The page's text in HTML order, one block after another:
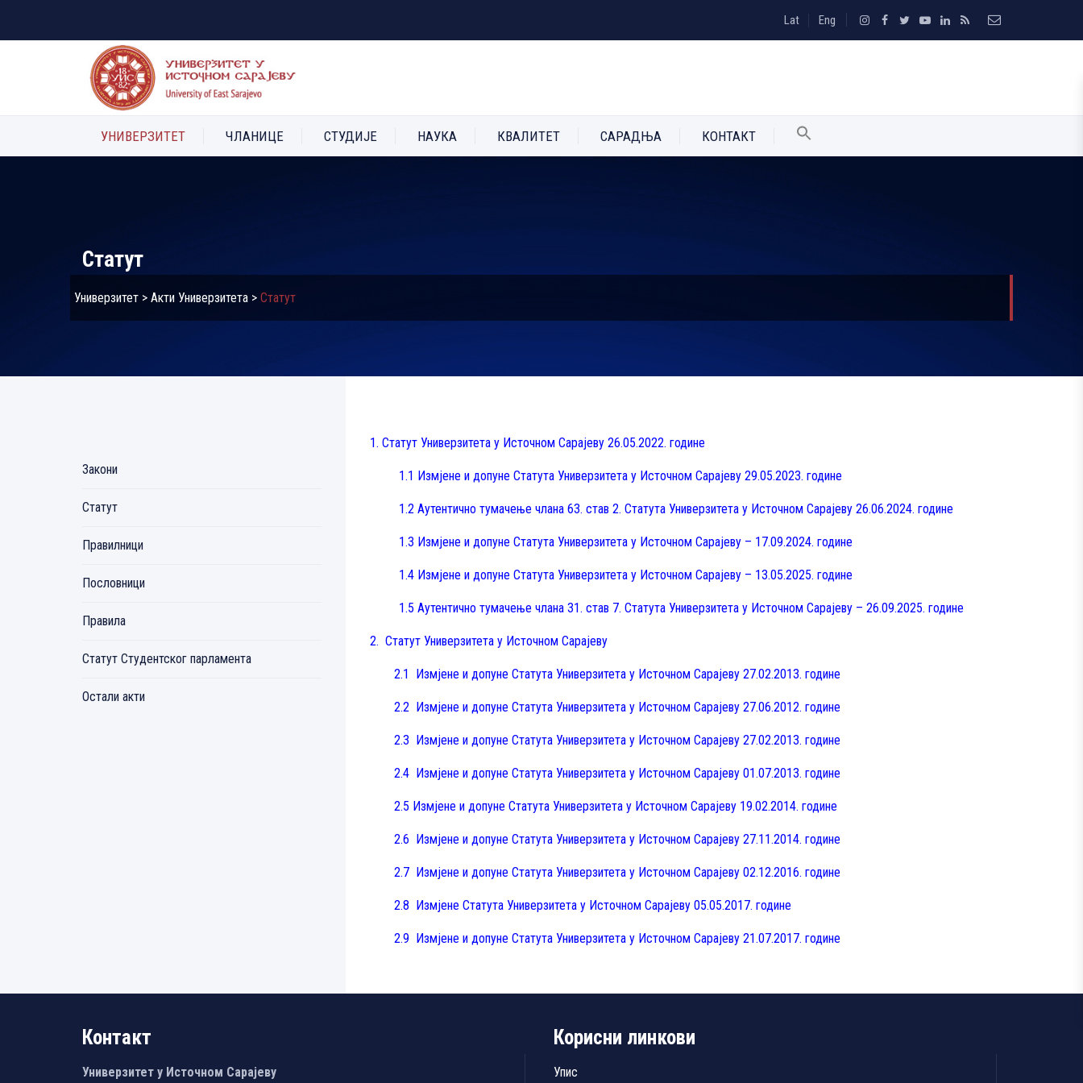
Lat Eng
УНИВЕРЗИТЕТ ЧЛАНИЦЕ СТУДИЈЕ НАУКА КВАЛИТЕТ САРАДЊА КОНТАКТ
Статут
Универзитет > Акти Универзитета > Статут
1. Статут Универзитета у Источном Сарајеву 26.05.2022. године
1.1 Измјене и допуне Статута Универзитета у Источном Сарајеву 29.05.2023. године
1.2 Аутентично тумачење члана 63. став 2. Статута Универзитета у Источном Сарајеву 26.06.2024. године
1.3 Измјене и допуне Статута Универзитета у Источном Сарајеву – 17.09.2024. године
1.4 Измјене и допуне Статута Универзитета у Источном Сарајеву – 13.05.2025. године
1.5 Аутентично тумачење члана 31. став 7. Статута Универзитета у Источном Сарајеву – 26.09.2025. године
2. Статут Универзитета у Источном Сарајеву
2.1 Измјене и допуне Статута Универзитета у Источном Сарајеву 27.02.2013. године
2.2 Измјене и допуне Статута Универзитета у Источном Сарајеву 27.06.2012. године
2.3 Измјене и допуне Статута Универзитета у Источном Сарајеву 27.02.2013. године
2.4 Измјене и допуне Статута Универзитета у Источном Сарајеву 01.07.2013. године
2.5 Измјене и допуне Статута Универзитета у Источном Сарајеву 19.02.2014. године
2.6 Измјене и допуне Статута Универзитета у Источном Сарајеву 27.11.2014. године
2.7 Измјене и допуне Статута Универзитета у Источном Сарајеву 02.12.2016. године
2.8 Измјене Статута Универзитета у Источном Сарајеву 05.05.2017. године
2.9 Измјене и допуне Статута Универзитета у Источном Сарајеву 21.07.2017. године
Закони
Статут
Правилници
Пословници
Правила
Статут Студентског парламента
Остали акти
Контакт
Универзитет у Источном Сарајеву
Корисни линкови
Упис